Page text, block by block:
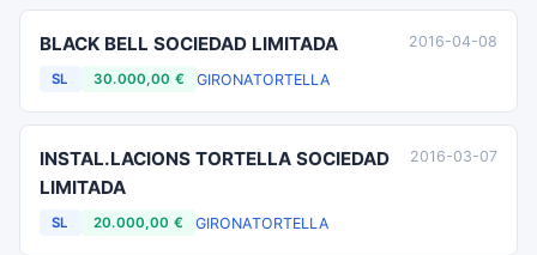
BLACK BELL SOCIEDAD LIMITADA
SL 30.000,00 € GIRONATORTELLA
2016-04-08
INSTAL.LACIONS TORTELLA SOCIEDAD
LIMITADA
SL 20.000,00 € GIRONATORTELLA
2016-03-07